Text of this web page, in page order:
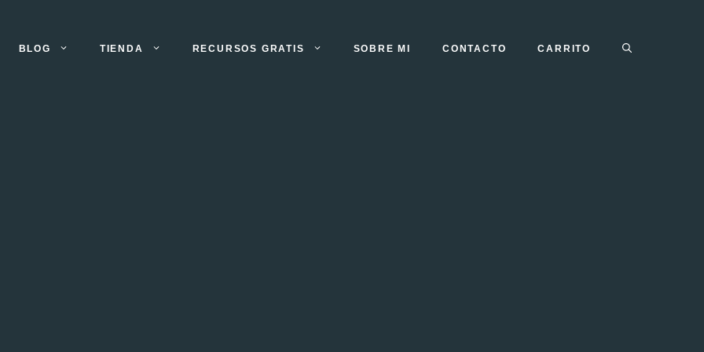
BLOG TIENDA RECURSOS GRATIS SOBRE MI CONTACTO CARRITO